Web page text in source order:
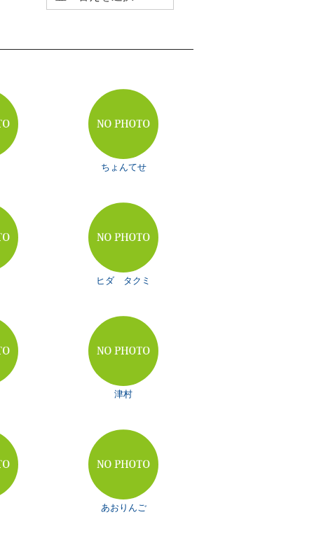
ちょんてせ
ヒダ タクミ
津村
あおりんご